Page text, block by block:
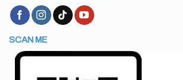
SCAN ME